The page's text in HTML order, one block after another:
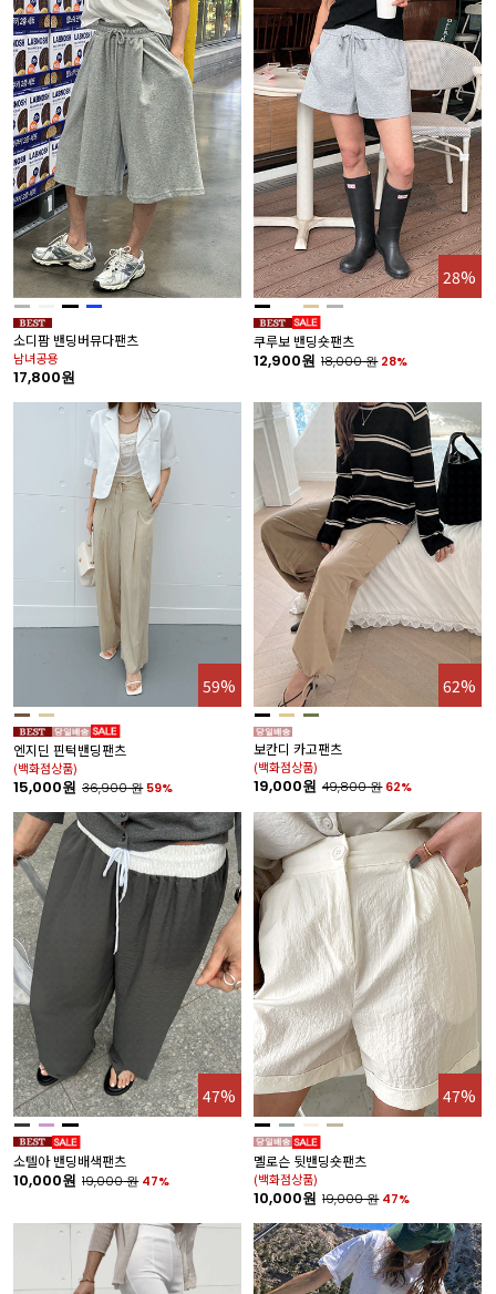
소디팜 밴딩버뮤다팬츠
남녀공용
17,800원
28%
쿠루보 밴딩숏팬츠
12,900원 18,000원 28%
59%
엔지딘 핀턱밴딩팬츠
(백화점상품)
15,000원 36,900원 59%
62%
보칸디 카고팬츠
(백화점상품)
19,000원 49,800원 62%
47%
소텔아 밴딩배색팬츠
10,000원 19,000원 47%
47%
멜로슨 뒷밴딩숏팬츠
(백화점상품)
10,000원 19,000원 47%